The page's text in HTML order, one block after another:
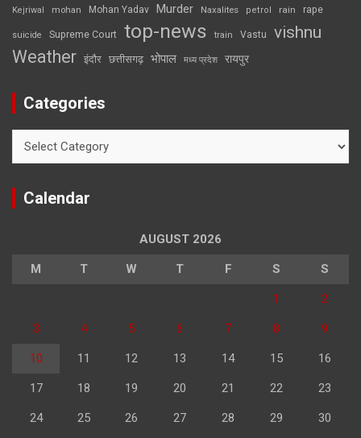
Kejriwal mohan Mohan Yadav Murder Naxalites petrol rain rape
suicide Supreme Court top-news train Vastu vishnu
Weather इंदौर छत्तीसगढ़ भोपाल मध्य प्रदेश रायपुर
Categories
Calendar
AUGUST 2026
M T W T F S S
1 2
3 4 5 6 7 8 9
10 11 12 13 14 15 16
17 18 19 20 21 22 23
24 25 26 27 28 29 30